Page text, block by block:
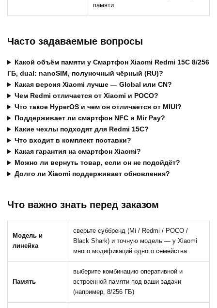
памяти
Часто задаваемые вопросы
Какой объём памяти у Смартфон Xiaomi Redmi 15C 8/256
ГБ, dual: nanoSIM, полуночный чёрный (RU)?
Какая версия Xiaomi лучше — Global или CN?
Чем Redmi отличается от Xiaomi и POCO?
Что такое HyperOS и чем он отличается от MIUI?
Поддерживает ли смартфон NFC и Mir Pay?
Какие чехлы подходят для Redmi 15C?
Что входит в комплект поставки?
Какая гарантия на смартфон Xiaomi?
Можно ли вернуть товар, если он не подойдёт?
Долго ли Xiaomi поддерживает обновления?
Что важно знать перед заказом
Модель и
линейка
сверьте суббренд (Mi / Redmi / POCO /
Black Shark) и точную модель — у Xiaomi
много модификаций одного семейства
Память
выберите комбинацию оперативной и
встроенной памяти под ваши задачи
(например, 8/256 ГБ)